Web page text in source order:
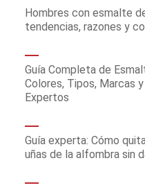
Hombres con esmalte
tendencias, razones y
Guía Completa de
Colores, Tipos, Marcas
Expertos
Guía experta: Cómo
uñas de la alfombra sin